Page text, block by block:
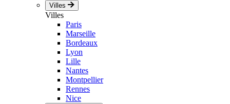
Villes
Villes
Paris
Marseille
Bordeaux
Lyon
Lille
Nantes
Montpellier
Rennes
Nice